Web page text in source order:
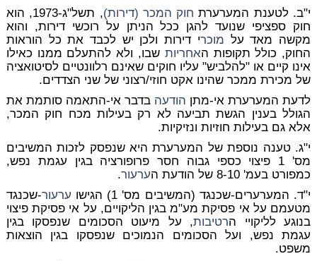
י"ב. לטענת המערערת חוק המכר (דירות)
, תשל"ג-1973, הוא
חוק ספציפי שנועד להגן ככל הניתן על רוכשי דירות, והוא
מקשה מאד על מוכרי דירות ולכן יש לכבד את כל הוראות
החוק, כולל תקופות האחריות שבו, ולא להתעלם ממנו כאילו
אינו קיים או "להלביש" עליו חוקים שאינם רלוונטיים לסיטואציה
של מכירת ממכר שהינו אקט חוזי/רצוני של שני הצדדים.
לדעת המערערת אי-מתן הודעה בדבר אי-התאמה סותמת את
הגולל בענין הגשת תביעה לא רק בעילות מכח חוק המכר,
אלא גם בעילות חוזיות ונזיקיות.
י"ג. טענה נוספת של המערערת היא שנפסק לזכות המשיבים
מס' 1 פיצוי כספי גבוה חסר פרופורציה בגין עגמת נפש,
כמפורט בעמ' 8-10 של הודעת ה
ערעור.
י"ד. המערערים-שכנגד (המשיבים מס' 1) הגישו
ערעור-שכנגד
מטעמם על אי פסיקת מע"מ בגין הליקויים, על אי פסיקת פיצוי
בנוגע לליקויי הרטיבות, על מיעוט הסכומים שנפסקו בגין
עגמת נפש, ועל הסכומים הנמוכים שנפסקו בגין הוצאות
משפט.